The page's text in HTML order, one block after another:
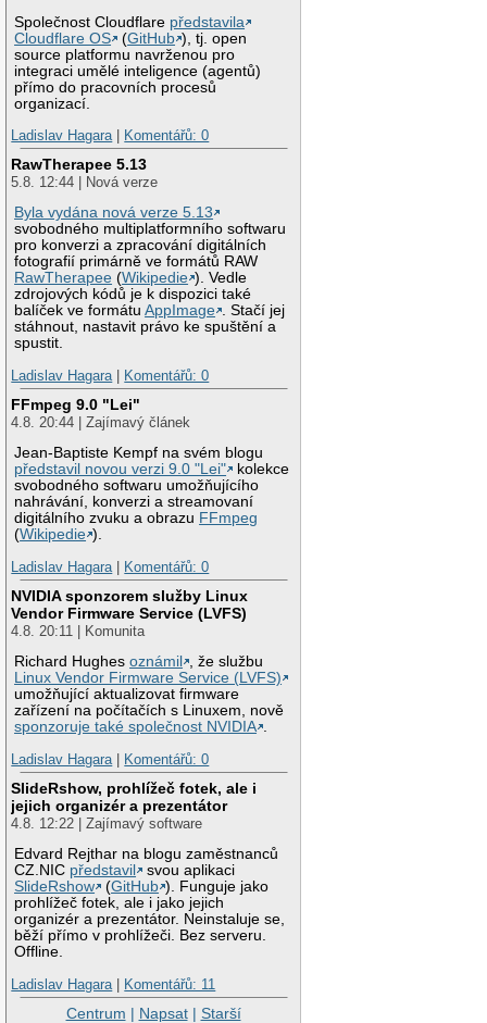
Společnost Cloudflare představila
Cloudflare OS
(GitHub ), tj. open
source platformu navrženou pro
integraci umělé inteligence (agentů)
přímo do pracovních procesů
organizací.
Ladislav Hagara| Komentářů: 0
RawTherapee 5.13
5.8. 12:44 | Nová verze
Byla vydána nová verze 5.13
svobodného multiplatformního softwaru
pro konverzi a zpracování digitálních
fotografií primárně ve formátů RAW
RawTherapee (Wikipedie ). Vedle
zdrojových kódů je k dispozici také
balíček ve formátuAppImage . Stačí jej
stáhnout, nastavit právo ke spuštění a
spustit.
Ladislav Hagara| Komentářů: 0
FFmpeg 9.0 "Lei"
4.8. 20:44 | Zajímavý článek
Jean-Baptiste Kempf na svém blogu
představil novou verzi 9.0 "Lei"
kolekce
svobodného softwaru umožňujícího
nahrávání, konverzi a streamovaní
digitálního zvuku a obrazu FFmpeg
(Wikipedie ).
Ladislav Hagara| Komentářů: 0
NVIDIA sponzorem služby Linux
Vendor Firmware Service (LVFS)
4.8. 20:11 | Komunita
Richard Hughesoznámil
, že službu
Linux Vendor Firmware Service (LVFS)
umožňující aktualizovat firmware
zařízení na počítačích s Linuxem, nově
sponzoruje také společnost NVIDIA .
Ladislav Hagara| Komentářů: 0
SlideRshow, prohlížeč fotek, ale i
jejich organizér a prezentátor
4.8. 12:22 | Zajímavý software
Edvard Rejthar na blogu zaměstnanců
CZ.NIC představil
svou aplikaci
SlideRshow
(GitHub ). Funguje jako
prohlížeč fotek, ale i jako jejich
organizér a prezentátor. Neinstaluje se,
běží přímo v prohlížeči. Bez serveru.
Offline.
Ladislav Hagara| Komentářů: 11
Centrum | Napsat| Starší